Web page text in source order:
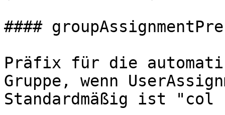
####
Präfix für die
Gruppe, wenn
Standardmäßig ist